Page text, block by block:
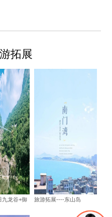
拓展
九龙谷+御
旅游拓展----东山岛